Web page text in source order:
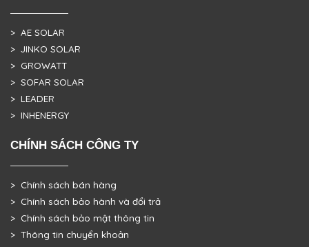
> AE SOLAR
> JINKO SOLAR
> GROWATT
> SOFAR SOLAR
> LEADER
> INHENERGY
CHÍNH SÁCH CÔNG TY
> Chính sách bán hàng
> Chính sách bảo hành và đổi trả
> Chính sách bảo mật thông tin
> Thông tin chuyển khoản